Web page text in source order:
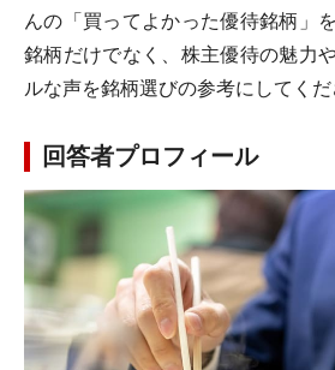
んの「買ってよかった優待銘柄」
銘柄だけでなく、株主優待の魅力
ルな声を銘柄選びの参考にしてくだ
回答者プロフィール